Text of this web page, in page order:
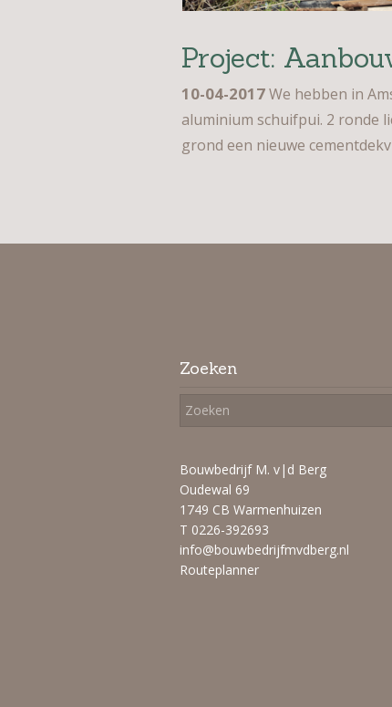
Project:
10-04-2017We hebben in
aluminium schuifpui. 2 ronde
grond een nieuwe
Zoeken
Bouwbedrijf M. v|d Berg
Oudewal 69
1749 CB Warmenhuizen
T 0226-392693
info@bouwbedrijfmvdberg.nl
Routeplanner